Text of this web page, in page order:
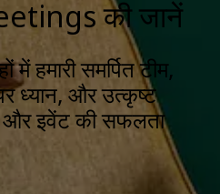
की जानें
हमारी समर्पित टीम,
ध्यान, और उत्कृष्ट
और इवेंट की सफलता